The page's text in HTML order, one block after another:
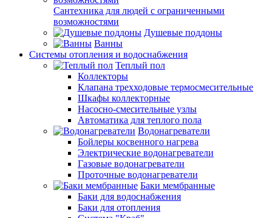
Сантехника для людей с ограниченными
возможностями
Душевые поддоны
Ванны
Системы отопления и водоснабжения
Теплый пол
Коллекторы
Клапана трехходовые термосмесительные
Шкафы коллекторные
Насосно-смесительные узлы
Автоматика для теплого пола
Водонагреватели
Бойлеры косвенного нагрева
Электрические водонагреватели
Газовые водонагреватели
Проточные водонагреватели
Баки мембранные
Баки для водоснабжения
Баки для отопления